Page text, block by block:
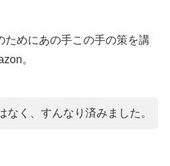
ためにあの手この手の策を講
。
なく、すんなり済みました。